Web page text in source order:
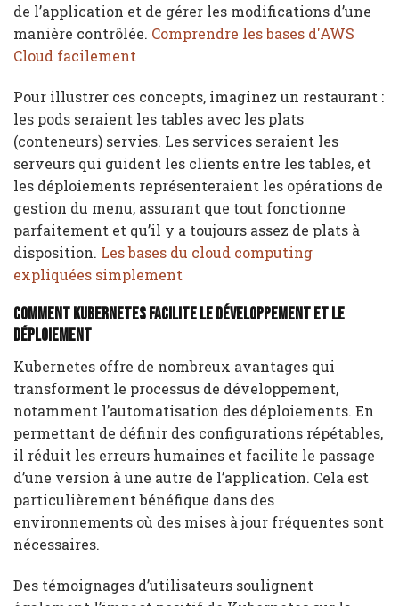
de l’application et de gérer les modifications d’une
manière contrôlée. Comprendre les bases d'AWS
Cloud facilement
Pour illustrer ces concepts, imaginez un restaurant :
les pods seraient les tables avec les plats
(conteneurs) servies. Les services seraient les
serveurs qui guident les clients entre les tables, et
les déploiements représenteraient les opérations de
gestion du menu, assurant que tout fonctionne
parfaitement et qu’il y a toujours assez de plats à
disposition. Les bases du cloud computing
expliquées simplement
Comment Kubernetes facilite le développement et le
déploiement
Kubernetes offre de nombreux avantages qui
transforment le processus de développement,
notamment l’automatisation des déploiements. En
permettant de définir des configurations répétables,
il réduit les erreurs humaines et facilite le passage
d’une version à une autre de l’application. Cela est
particulièrement bénéfique dans des
environnements où des mises à jour fréquentes sont
nécessaires.
Des témoignages d’utilisateurs soulignent